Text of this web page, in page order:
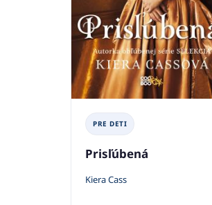
PRE DETI
Prisľúbená
Kiera Cass